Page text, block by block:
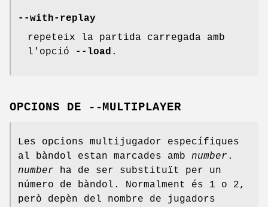
--with-replay
repeteix la partida carregada amb
l'opció
--load .
OPCIONS DE --MULTIPLAYER
Les opcions multijugador específiques
al bàndol estan marcades amb number .
number ha de ser substituït per un
número de bàndol. Normalment és 1 o 2,
però depèn del nombre de jugadors